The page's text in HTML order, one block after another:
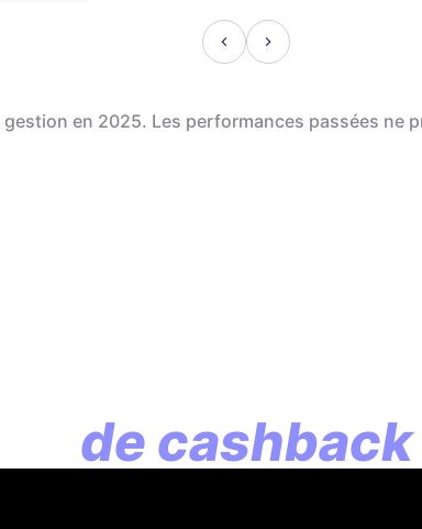
en 2025. Les performances passées ne
de cashback